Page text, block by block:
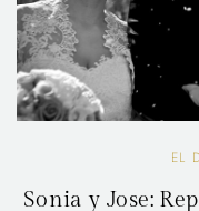
EL
Sonia y Jose: